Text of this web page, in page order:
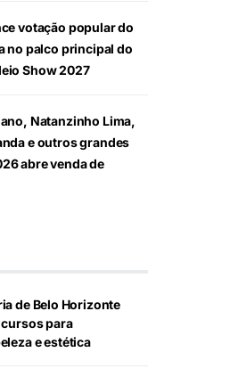
votação popular do
no palco principal do
Show 2027
Natanzinho Lima,
e outros grandes
abre venda de
de Belo Horizonte
para
e estética